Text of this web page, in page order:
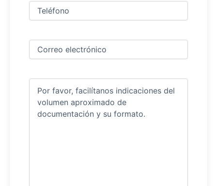
Teléfono
Correo
electrónico (Obligatorio)
Comentarios